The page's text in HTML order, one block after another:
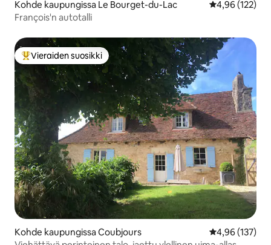
Kohde kaupungissa Le Bourget-du-Lac
4,96 (122)
François'n autotalli
Vieraiden suosikkien parhaimmistoa
Vieraiden suosikki
Kohde kaupungissa Coubjours
4,96 (137)